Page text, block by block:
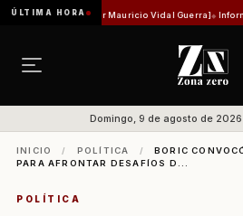
ÚLTIMA HORA
histórica [Por Mauricio Vidal Guerra] Informe
Domingo, 9 de agosto de 2026
INICIO / POLÍTICA /
BORIC
PARA AFRONTAR DESAFÍOS D...
POLÍTICA